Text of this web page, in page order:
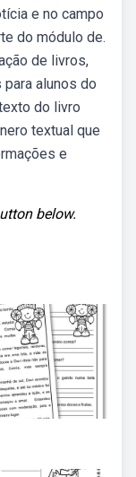
e no campo
do módulo de.
de livros,
alunos do
do livro
textual que
e
below.